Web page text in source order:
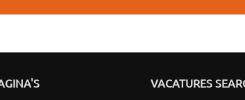
VACATURES